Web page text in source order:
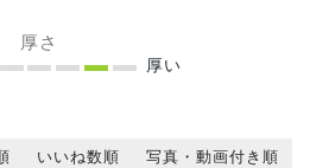
厚さ
厚い
いいね数順 写真・動画付き順